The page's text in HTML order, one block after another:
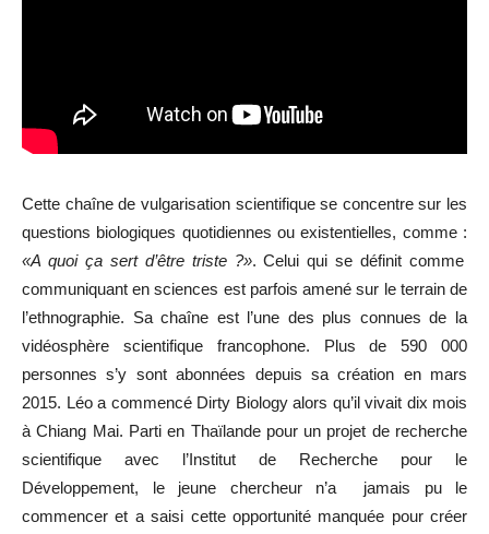
Cette chaîne de vulgarisation scientifique se concentre sur les
questions biologiques quotidiennes ou existentielles, comme :
«A quoi ça sert d’être triste ?». Celui qui se définit comme
communiquant en sciences est parfois amené sur le terrain de
l’ethnographie. Sa chaîne est l’une des plus connues de la
vidéosphère scientifique francophone. Plus de 590 000
personnes s’y sont abonnées depuis sa création en mars
2015. Léo a commencé Dirty Biology alors qu’il vivait dix mois
à Chiang Mai. Parti en Thaïlande pour un projet de recherche
scientifique avec l’Institut de Recherche pour le
Développement, le jeune chercheur n’a jamais pu le
commencer et a saisi cette opportunité manquée pour créer